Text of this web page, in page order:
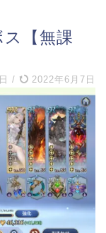
ス【無課
/ 2022年6月7日